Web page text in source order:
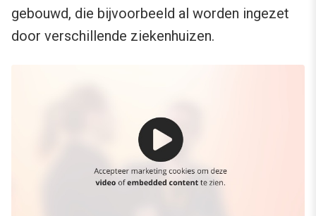
gebouwd, die bijvoorbeeld al worden ingezet
door verschillende ziekenhuizen.